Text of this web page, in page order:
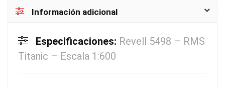
Información adicional
Especificaciones: Revell 5498 – RMS
Titanic – Escala 1:600